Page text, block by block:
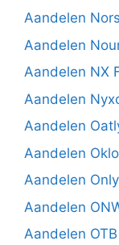
Aandelen
Aandelen
Aandelen NX
Aandelen
Aandelen
Aandelen
Aandelen
Aandelen
Aandelen